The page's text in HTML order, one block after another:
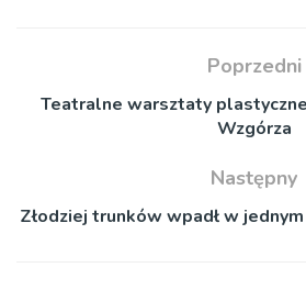
Poprzedni
Teatralne warsztaty
Wzgórza
Następny
Złodziej trunków wpadł w